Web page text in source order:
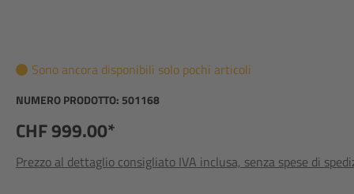
Sono ancora disponibili solo pochi articoli
NUMERO PRODOTTO: 501168
CHF 999.00*
Prezzo al dettaglio consigliato IVA inclusa, senza spese di